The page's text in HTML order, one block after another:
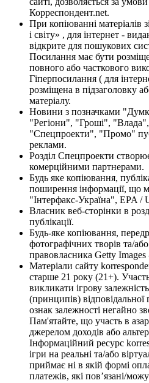
Корреспондент.net.
При копіюванні матеріалів
і світу» , для інтернет -
відкрите для пошукових
Посилання має бути
повного або часткового
Гіперпосилання ( для
розміщена в підзаголовку
матеріалу.
Новини з позначками
"Регіони", "Гроші",
"Спецпроекти", "Промо"
реклами.
Розділ Спецпроекти
комерційними партнерами.
Будь яке копіювання,
поширення інформації, що
"Інтерфакс-Україна", EPA /
Власник веб-сторінки в
публікації.
Будь-яке копіювання,
фотографічних творів та/або
правовласника Getty Images
Матеріали сайту
старше 21 року (21+).
викликати ігрову
(принципів)
ознак залежності негайно
Пам'ятайте, що участь в
джерелом доходів або
Інформаційний ресурс
ігри на реальні та/або
приймає ні в якій формі
платежів, які пов’язані/